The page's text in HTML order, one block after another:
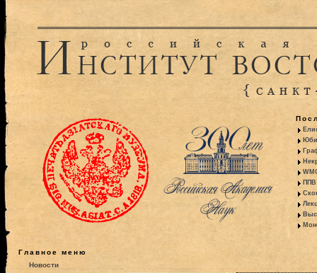
ППВ
Главное меню
Новости